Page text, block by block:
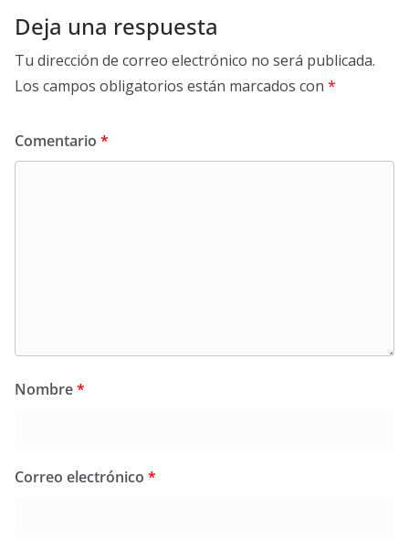
Deja una respuesta
Tu dirección de correo electrónico no será publicada.
Los campos obligatorios están marcados con *
Comentario *
Nombre*
Correo electrónico *